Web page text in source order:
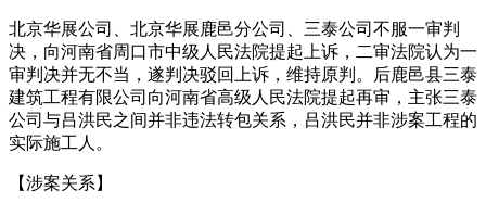
北京华展公司、北京华展鹿邑分公司、三泰公司不服一审判
决，向河南省周口市中级人民法院提起上诉，二审法院认为一
审判决并无不当，遂判决驳回上诉，维持原判。后鹿邑县三泰
建筑工程有限公司向河南省高级人民法院提起再审，主张三泰
公司与吕洪民之间并非违法转包关系，吕洪民并非涉案工程的
实际施工人。
【涉案关系】